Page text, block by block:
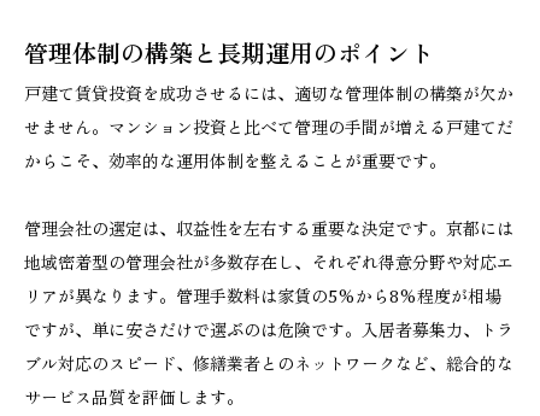
管理体制の構築と長期運用のポイント
戸建て賃貸投資を成功させるには、適切な管理体制の構築が欠か
せません。マンション投資と比べて管理の手間が増える戸建てだ
からこそ、効率的な運用体制を整えることが重要です。
管理会社の選定は、収益性を左右する重要な決定です。京都には
地域密着型の管理会社が多数存在し、それぞれ得意分野や対応エ
リアが異なります。管理手数料は家賃の5%から8%程度が相場
ですが、単に安さだけで選ぶのは危険です。入居者募集力、トラ
ブル対応のスピード、修繕業者とのネットワークなど、総合的な
サービス品質を評価します。